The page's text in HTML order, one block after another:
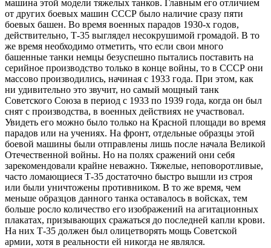
машина этой модели тяжелых танков. Главным его отличием
от других боевых машин СССР было наличие сразу пяти
боевых башен. Во время военных парадов 1930-х годов,
действительно, Т-35 выглядел несокрушимой громадой. В то
же время необходимо отметить, что если свои много
башенные танки немцы безуспешно пытались поставить на
серийное производство только в конце войны, то в СССР они
массово производились, начиная с 1933 года. При этом, как
ни удивительно это звучит, но самый мощный танк
Советского Союза в период с 1933 по 1939 года, когда он был
снят с производства, в военных действиях не участвовал.
Увидеть его можно было только на Красной площади во время
парадов или на учениях. На фронт, отдельные образцы этой
боевой машины были отправлены лишь после начала Великой
Отечественной войны. Но на полях сражений они себя
зарекомендовали крайне неважно. Тяжелые, неповоротливые,
часто ломающиеся Т-35 достаточно быстро вышли из строя
или были уничтожены противником. В то же время, чем
меньше образцов данного танка оставалось в войсках, тем
больше росло количество его изображений на агитационных
плакатах, призывающих сражаться до последней капли крови.
На них Т-35 должен был олицетворять мощь Советской
армии, хотя в реальности ей никогда не являлся.